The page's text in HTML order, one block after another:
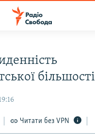
більшості
Читати без VPN